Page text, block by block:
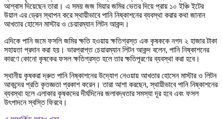
আশ্বাস দিয়েছেন তারা। এ সময় জজ মিয়ার জমির ভেতর দিয়ে প্রায় ১০ ইঞ্চি ইটের
উয়াল এর ড্রেন স্থাপন করে স্থায়ীভাবে পানি নিষ্কাশনের ব্যবস্থা করার কথা জানান
আখতার হোসেন মাস্টার ও চেয়ারম্যান লিটন আকন্দ।
এদিকে পানি জমে ফসলি জমির ক্ষতি হওয়ায় ক্ষতিগ্রস্ত এক কৃষককে নগদ ২ হাজার টাকা
সহায়তা প্রদান করা হয়। ভারপ্রাপ্ত চেয়ারম্যান লিটন আকন্দ বলেন, পানি নিষ্কাশনের
কারণে কোনো কৃষকের ফসল ক্ষতিগ্রস্ত হলে তার ক্ষতিপূরণের ব্যবস্থা করা হবে।
স্থানীয় কৃষকরা দ্রুত পানি নিষ্কাশনের উদ্যোগ নেওয়ায় আখতার হোসেন মাস্টার ও লিটন
আকন্দের প্রতি কৃতজ্ঞতা প্রকাশ করেন। তারা আশা করছেন, স্থায়ীভাবে পানি নিষ্কাশনের
ব্যবস্থা হলে এলাকার কৃষকদের দীর্ঘদিনের জলাবদ্ধতার সমস্যা দূর হবে এবং ফসল
উৎপাদনে স্বস্তি ফিরবে।